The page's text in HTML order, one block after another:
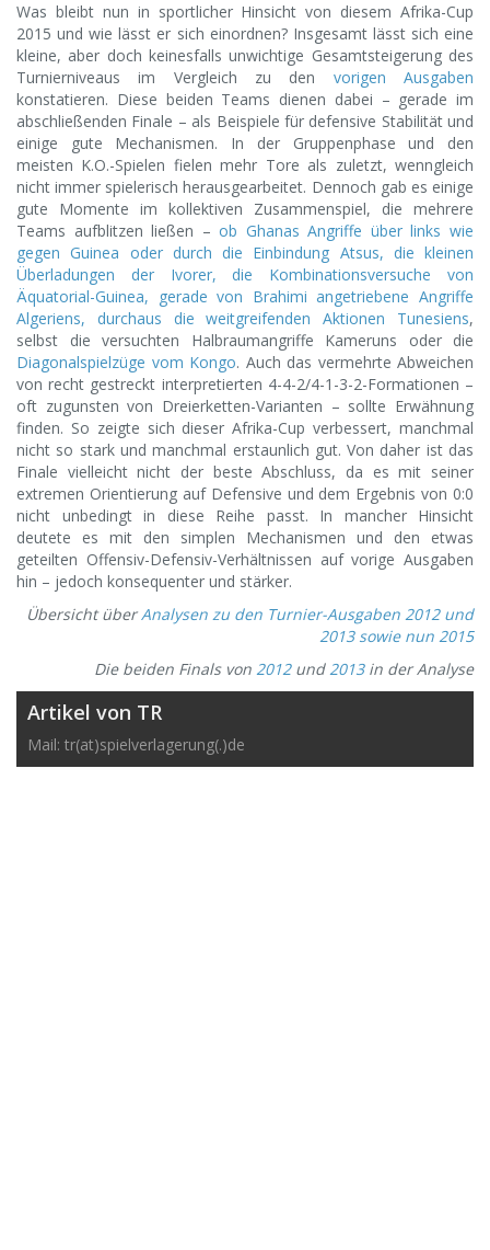
Was bleibt nun in sportlicher Hinsicht von diesem Afrika-Cup
2015 und wie lässt er sich einordnen? Insgesamt lässt sich eine
kleine, aber doch keinesfalls unwichtige Gesamtsteigerung des
Turnierniveaus im Vergleich zu den vorigen Ausgaben
konstatieren. Diese beiden Teams dienen dabei – gerade im
abschließenden Finale – als Beispiele für defensive Stabilität und
einige gute Mechanismen. In der Gruppenphase und den
meisten K.O.-Spielen fielen mehr Tore als zuletzt, wenngleich
nicht immer spielerisch herausgearbeitet. Dennoch gab es einige
gute Momente im kollektiven Zusammenspiel, die mehrere
Teams aufblitzen ließen –ob Ghanas Angriffe über links wie
gegen Guinea oder durch die Einbindung Atsus, die kleinen
Überladungen der Ivorer, die Kombinationsversuche von
Äquatorial-Guinea, gerade von Brahimi angetriebene Angriffe
Algeriens, durchaus die weitgreifenden Aktionen Tunesiens,
selbst die versuchten Halbraumangriffe Kameruns oder die
Diagonalspielzüge vom Kongo. Auch das vermehrte Abweichen
von recht gestreckt interpretierten 4-4-2/4-1-3-2-Formationen –
oft zugunsten von Dreierketten-Varianten – sollte Erwähnung
finden. So zeigte sich dieser Afrika-Cup verbessert, manchmal
nicht so stark und manchmal erstaunlich gut. Von daher ist das
Finale vielleicht nicht der beste Abschluss, da es mit seiner
extremen Orientierung auf Defensive und dem Ergebnis von 0:0
nicht unbedingt in diese Reihe passt. In mancher Hinsicht
deutete es mit den simplen Mechanismen und den etwas
geteilten Offensiv-Defensiv-Verhältnissen auf vorige Ausgaben
hin – jedoch konsequenter und stärker.
Übersicht überAnalysen zu den Turnier-Ausgaben 2012 und
2013 sowie nun 2015
Die beiden Finals von 2012und2013in der Analyse
Artikel von TR
Mail: tr(at)spielverlagerung(.)de